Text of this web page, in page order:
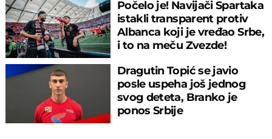
Počelo je! Navijači Spartaka
istakli transparent protiv
Albanca koji je vređao Srbe,
i to na meču Zvezde!
Dragutin Topić se javio
posle uspeha još jednog
svog deteta, Branko je
ponos Srbije